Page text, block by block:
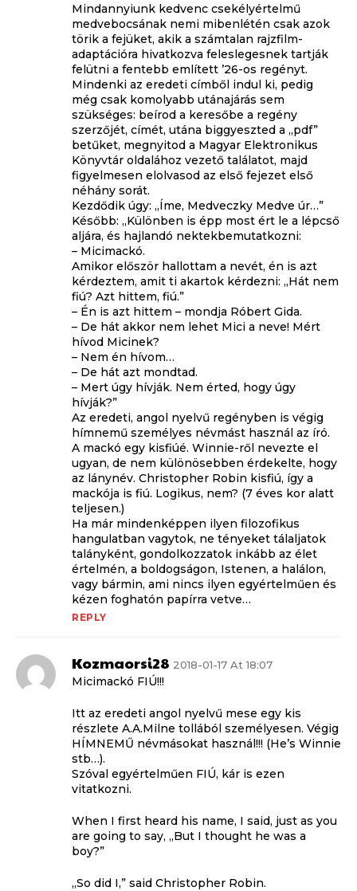
Mindannyiunk kedvenc csekélyértelmű
medvebocsának nemi mibenlétén csak azok
törik a fejüket, akik a számtalan rajzfilm-
adaptációra hivatkozva feleslegesnek tartják
felütni a fentebb említett ’26-os regényt.
Mindenki az eredeti címből indul ki, pedig
még csak komolyabb utánajárás sem
szükséges: beírod a keresőbe a regény
szerzőjét, címét, utána biggyeszted a ,,pdf”
betűket, megnyitod a Magyar Elektronikus
Könyvtár oldalához vezető találatot, majd
figyelmesen elolvasod az első fejezet első
néhány sorát.
Kezdődik úgy: ,,Íme, Medveczky Medve úr…”
Később: ,,Különben is épp most ért le a lépcső
aljára, és hajlandó nektekbemutatkozni:
– Micimackó.
Amikor először hallottam a nevét, én is azt
kérdeztem, amit ti akartok kérdezni: „Hát nem
fiú? Azt hittem, fiú.”
– Én is azt hittem – mondja Róbert Gida.
– De hát akkor nem lehet Mici a neve! Mért
hívod Micinek?
– Nem én hívom…
– De hát azt mondtad.
– Mert úgy hívják. Nem érted, hogy úgy
hívják?”
Az eredeti, angol nyelvű regényben is végig
hímnemű személyes névmást használ az író.
A mackó egy kisfiúé. Winnie-ről nevezte el
ugyan, de nem különösebben érdekelte, hogy
az lánynév. Christopher Robin kisfiú, így a
mackója is fiú. Logikus, nem? (7 éves kor alatt
teljesen.)
Ha már mindenképpen ilyen filozofikus
hangulatban vagytok, ne tényeket tálaljatok
talányként, gondolkozzatok inkább az élet
értelmén, a boldogságon, Istenen, a halálon,
vagy bármin, ami nincs ilyen egyértelműen és
kézen foghatón papírra vetve…
REPLY
Kozmaorsi28 2018-01-17 At 18:07
Micimackó FIÚ!!!
Itt az eredeti angol nyelvű mese egy kis
részlete A.A.Milne tollából személyesen. Végig
HÍMNEMŰ névmásokat használ!!! (He’s Winnie
stb…).
Szóval egyértelműen FIÚ, kár is ezen
vitatkozni.
When I first heard his name, I said, just as you
are going to say, „But I thought he was a
boy?”
„So did I,” said Christopher Robin.